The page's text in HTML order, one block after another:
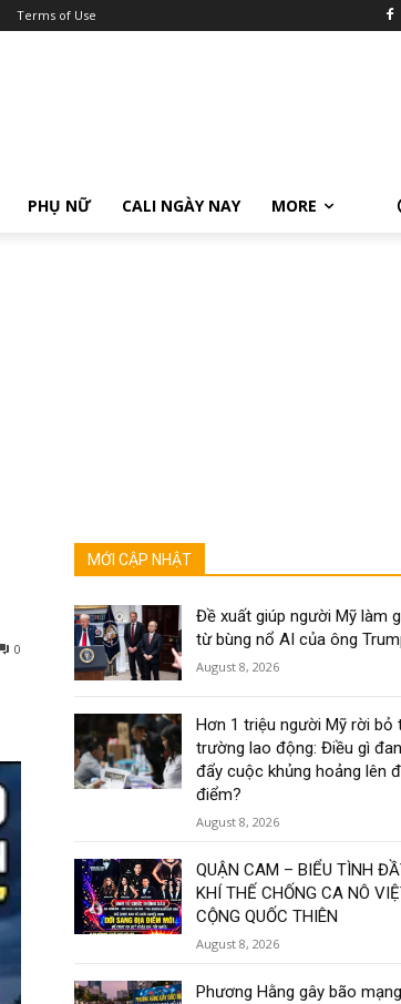
Terms of Use
PHỤ NỮ CALI NGÀY NAY MORE
0
MỚI CẬP NHẬT
Đề xuất giúp người Mỹ làm
từ bùng nổ AI của ông
August 8, 2026
Hơn 1 triệu người Mỹ rời bỏ
trường lao động: Điều gì
đẩy cuộc khủng hoảng lên
điểm?
August 8, 2026
QUẬN CAM – BIỂU TÌNH
KHÍ THẾ CHỐNG CA NÔ
CỘNG QUỐC THIÊN
August 8, 2026
Phương Hằng gây bão